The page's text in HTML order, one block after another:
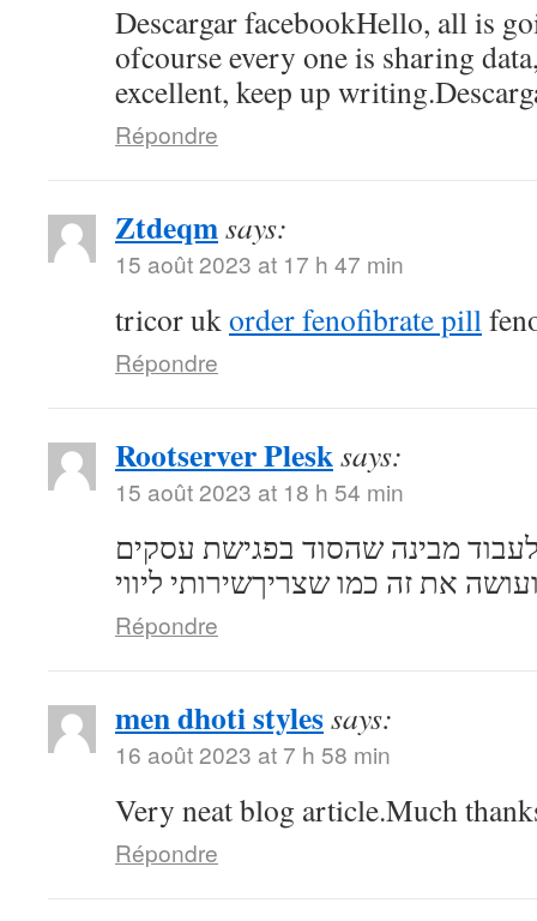
Descargar facebookHello, all is
ofcourse every one is sharing
excellent, keep up
Répondre
Ztdeqmsays:
15 août 2023 at 17 h 47 min
tricor ukorder fenofibrate pill
Répondre
Rootserver Plesksays:
15 août 2023 at 18 h 54 min
מבינה שהסוד בפגישת עסקים
את זה כמו שצריךשירותי ליווי
Répondre
men dhoti stylessays:
16 août 2023 at 7 h 58 min
Very neat blog article.Much
Répondre